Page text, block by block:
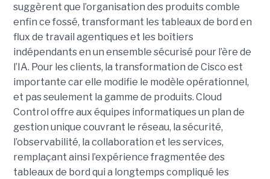
suggèrent que l’organisation des produits comble
enfin ce fossé, transformant les tableaux de bord en
flux de travail agentiques et les boîtiers
indépendants en un ensemble sécurisé pour l’ère de
l’IA. Pour les clients, la transformation de Cisco est
importante car elle modifie le modèle opérationnel,
et pas seulement la gamme de produits. Cloud
Control offre aux équipes informatiques un plan de
gestion unique couvrant le réseau, la sécurité,
l’observabilité, la collaboration et les services,
remplaçant ainsi l’expérience fragmentée des
tableaux de bord qui a longtemps compliqué les